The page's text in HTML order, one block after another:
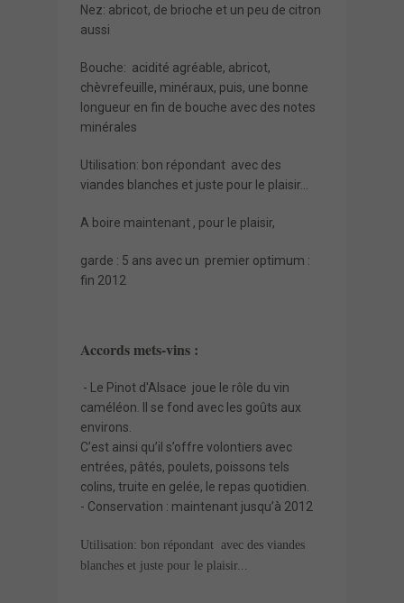
Nez: abricot, de brioche et un peu de citron
aussi
Bouche: acidité agréable, abricot,
chèvrefeuille, minéraux, puis, une bonne
longueur en fin de bouche avec des notes
minérales
Utilisation: bon répondant avec des
viandes blanches et juste pour le plaisir...
A boire maintenant , pour le plaisir,
garde : 5 ans avec un premier optimum :
fin 2012
Accords mets-vins :
- Le Pinot d'Alsace joue le rôle du vin
caméléon. Il se fond avec les goûts aux
environs.
C’est ainsi qu’il s’offre volontiers avec
entrées, pâtés, poulets, poissons tels
colins, truite en gelée, le repas quotidien.
- Conservation : maintenant jusqu’à 2012
Utilisation: bon répondant avec des viandes
blanches et juste pour le plaisir...